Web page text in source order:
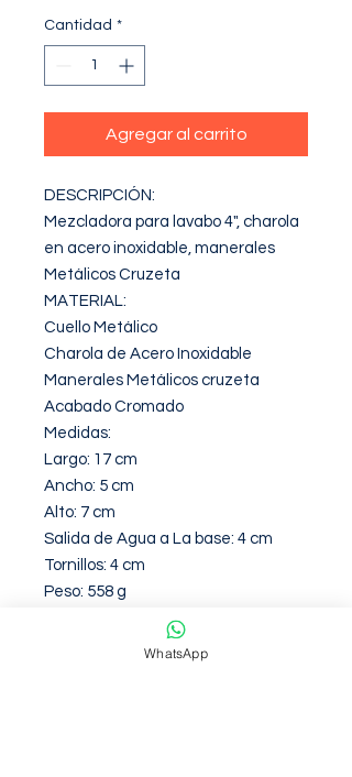
Cantidad *
Agregar al carrito
DESCRIPCIÓN:
Mezcladora para lavabo 4", charola
en acero inoxidable, manerales
Metálicos Cruzeta
MATERIAL:
Cuello Metálico
Charola de Acero Inoxidable
Manerales Metálicos cruzeta
Acabado Cromado
Medidas:
Largo: 17 cm
Ancho: 5 cm
Alto: 7 cm
Salida de Agua a La base: 4 cm
Tornillos: 4 cm
Peso: 558 g
Garantia de 12 Meses contra
WhatsApp